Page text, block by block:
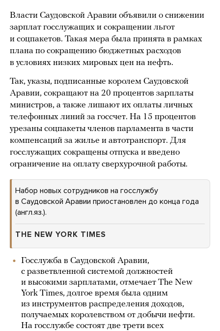
Власти Саудовской Аравии объявили о снижении
зарплат госслужащих и сокращении льгот
и соцпакетов. Такая мера была принята в рамках
плана по сокращению бюджетных расходов
в условиях низких мировых цен на нефть.
Так, указы, подписанные королем Саудовской
Аравии, сокращают на 20 процентов зарплаты
министров, а также лишают их оплаты личных
телефонных линий за госсчет. На 15 процентов
урезаны соцпакеты членов парламента в части
компенсаций за жилье и автотранспорт. Для
госслужащих сокращены отпуска и введено
ограничение на оплату сверхурочной работы.
Набор новых сотрудников на госслужбу
в Саудовской Аравии приостановлен до конца года
(англ.яз.).
THE NEW YORK TIMES
Госслужба в Саудовской Аравии,
с разветвленной системой должностей
и высокими зарплатами, отмечает The New
York Times, долгое время была одним
из инструментов распределения доходов,
получаемых королевством от добычи нефти.
На госслужбе состоят две трети всех